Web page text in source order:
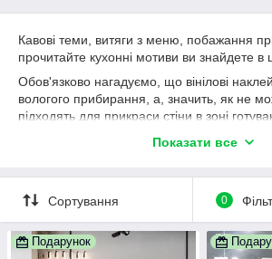
Кавові теми, витяги з меню, побажання
прочитайте кухонні мотиви ви знайдете в
Обов'язково нагадуємо, що вінілові
вологого прибирання, а, значить, як не
підходять для прикраси стіни в зоні
Головне, не мити наклейку засобом з
Показати все
Сортування 0
Подарунок